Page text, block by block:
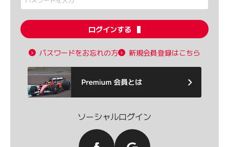
ログインする
パスワードをお忘れの方 新規会員登録はこちら
ソーシャルログイン